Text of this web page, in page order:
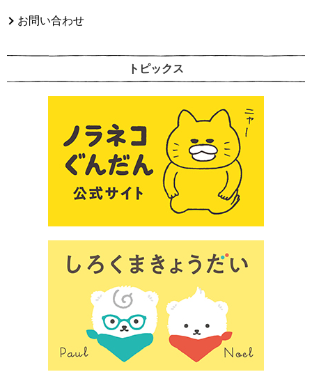
お問い合わせ
トピックス